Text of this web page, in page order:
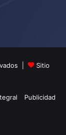
|
Sitio
Publicidad